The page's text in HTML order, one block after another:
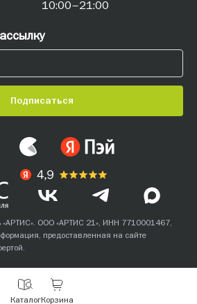
КаталогКорзина
10:00–21:00
Подписаться
ООО «АРТИС 21», ИНН 7710001467,
предоставленная на сайте